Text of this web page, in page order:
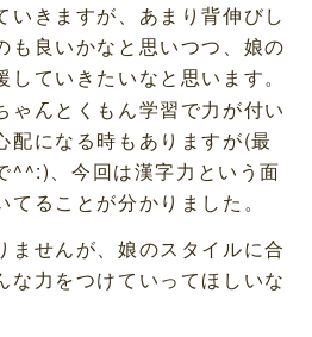
いきますが、あまり背伸びし
も良いかなと思いつつ、娘の
ていきたいなと思います。
ゃんとくもん学習で力が付い
配になる時もありますが(最
^^:)、今回は漢字力という面
ることが分かりました。
ませんが、娘のスタイルに合
な力をつけていってほしいな